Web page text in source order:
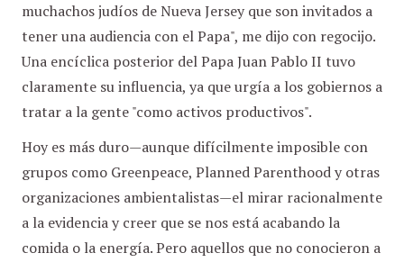
muchachos judíos de Nueva Jersey que son invitados a
tener una audiencia con el Papa", me dijo con regocijo.
Una encíclica posterior del Papa Juan Pablo II tuvo
claramente su influencia, ya que urgía a los gobiernos a
tratar a la gente "como activos productivos".
Hoy es más duro—aunque difícilmente imposible con
grupos como Greenpeace, Planned Parenthood y otras
organizaciones ambientalistas—el mirar racionalmente
a la evidencia y creer que se nos está acabando la
comida o la energía. Pero aquellos que no conocieron a